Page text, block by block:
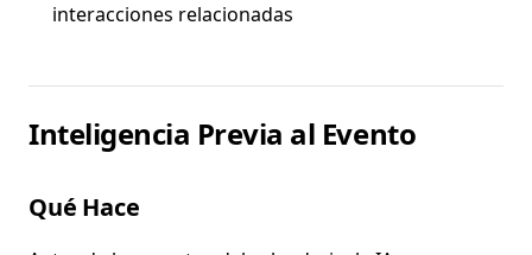
interacciones relacionadas
Inteligencia Previa al Evento
Qué Hace